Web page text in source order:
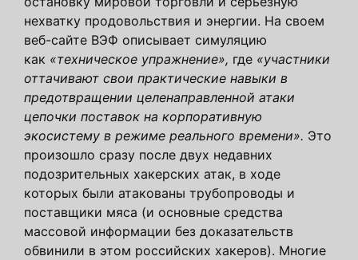
нехватку продовольствия и энергии. На своем
веб-сайте ВЭФ описывает симуляцию
как «техническое упражнение», где «участники
оттачивают свои практические навыки в
предотвращении целенаправленной атаки
цепочки поставок на корпоративную
экосистему в режиме реального времени». Это
произошло сразу после двух недавних
подозрительных хакерских атак, в ходе
которых были атакованы трубопроводы и
поставщики мяса (и основные средства
массовой информации без доказательств
обвинили в этом российских хакеров). Многие